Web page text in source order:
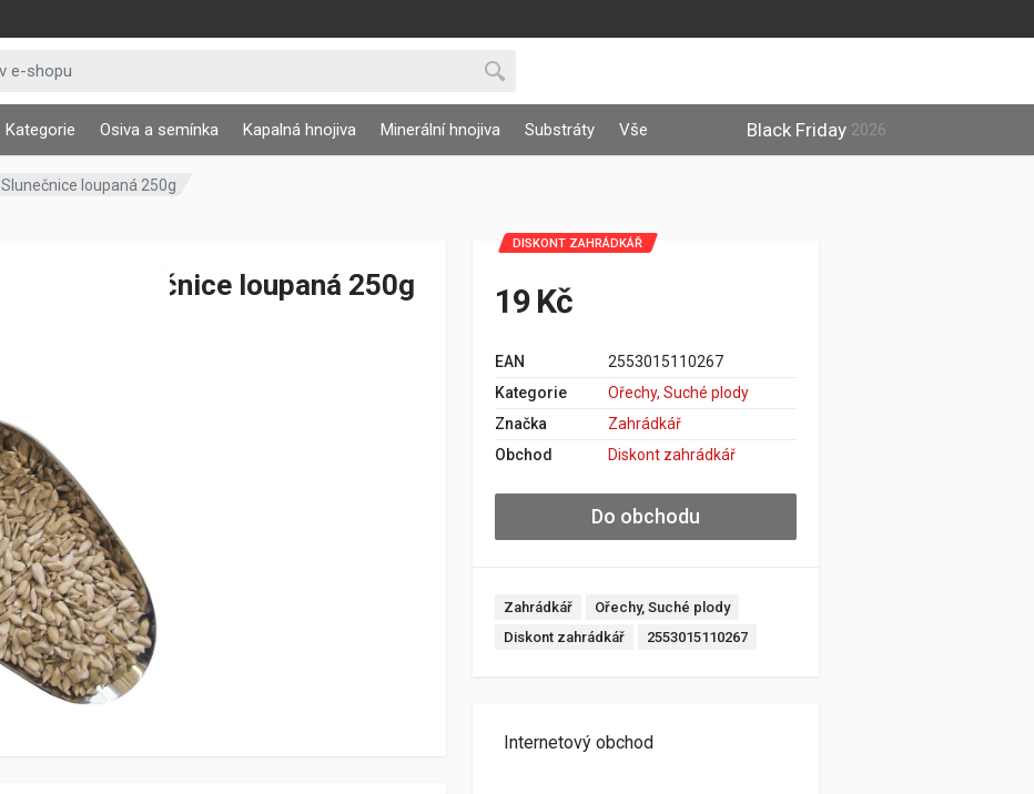
Kategorie Osiva a semínka Kapalná hnojiva Minerální hnojiva Substráty Vše Black Friday 2026
Slunečnice loupaná 250g
Slunečnice loupaná 250g
DISKONT ZAHRÁDKÁŘ
19 Kč
EAN
2553015110267
Kategorie
Ořechy, Suché plody
Značka
Zahrádkář
Obchod
Diskont zahrádkář
Do obchodu
Zahrádkář
Ořechy, Suché plody
Diskont zahrádkář
2553015110267
Internetový obchod